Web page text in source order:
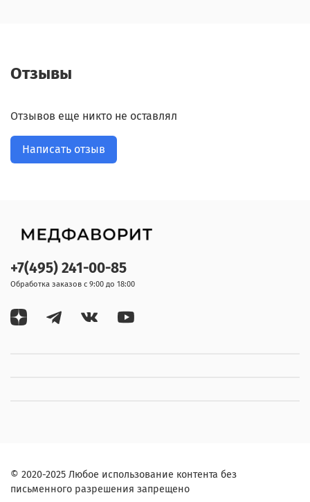
Отзывы
Отзывов еще никто не оставлял
Написать отзыв
+7(495) 241-00-85
Обработка заказов с 9:00 до 18:00
© 2020-2025 Любое использование контента без
письменного разрешения запрещено